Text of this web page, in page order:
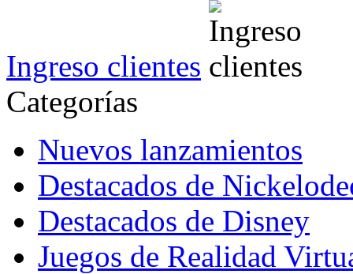
Ingreso clientes
Categorías
Nuevos lanzamientos
Destacados de
Destacados de Disney
Juegos de Realidad